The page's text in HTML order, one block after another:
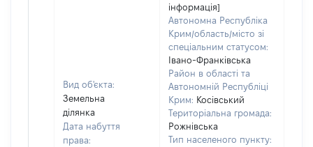
Вид об'єкта:
Земельна
ділянка
Дата набуття
права:
інформація]
Автономна Республіка
Крим/область/місто зі
спеціальним статусом:
Івано-Франківська
Район в області та
Автономній Республіці
Крим: Косівський
Територіальна громада:
Рожнівська
Тип населеного пункту: